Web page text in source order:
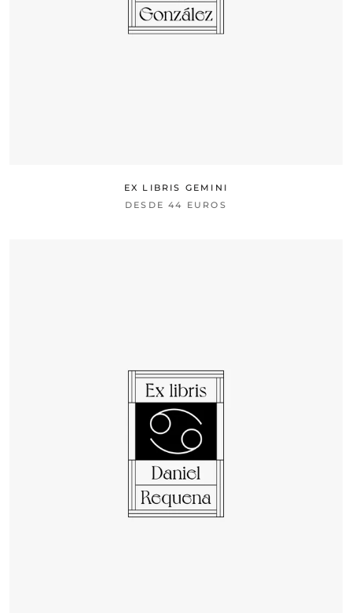
EX LIBRIS GEMINI
DESDE44 EUROS